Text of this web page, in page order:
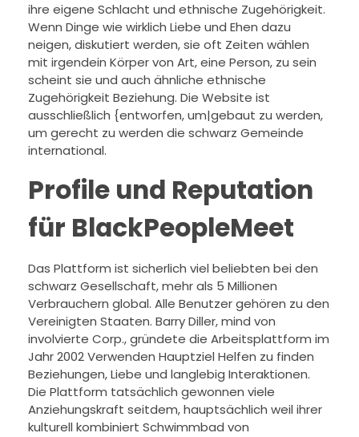
ihre eigene Schlacht und ethnische Zugehörigkeit.
Wenn Dinge wie wirklich Liebe und Ehen dazu
neigen, diskutiert werden, sie oft Zeiten wählen
mit irgendein Körper von Art, eine Person, zu sein
scheint sie und auch ähnliche ethnische
Zugehörigkeit Beziehung. Die Website ist
ausschließlich {entworfen, um|gebaut zu werden,
um gerecht zu werden die schwarz Gemeinde
international.
Profile und Reputation
für BlackPeopleMeet
Das Plattform ist sicherlich viel beliebten bei den
schwarz Gesellschaft, mehr als 5 Millionen
Verbrauchern global. Alle Benutzer gehören zu den
Vereinigten Staaten. Barry Diller, mind von
involvierte Corp., gründete die Arbeitsplattform im
Jahr 2002 Verwenden Hauptziel Helfen zu finden
Beziehungen, Liebe und langlebig Interaktionen.
Die Plattform tatsächlich gewonnen viele
Anziehungskraft seitdem, hauptsächlich weil ihrer
kulturell kombiniert Schwimmbad von